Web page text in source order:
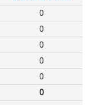
0
0
0
0
0
0